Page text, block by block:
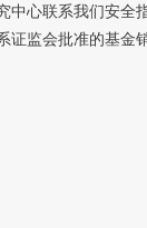
心联系我们安全
监会批准的基金销